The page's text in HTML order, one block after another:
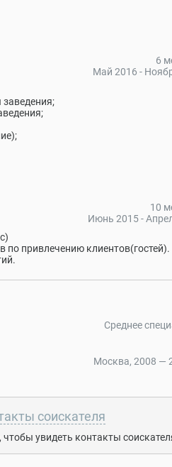
6
Май 2016 -
10
Июнь 2015 -
по привлечению клиентов(гостей).
Среднее
Москва, 2008 —
соискателя
чтобы увидеть контакты